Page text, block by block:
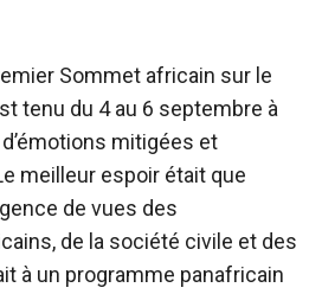
Sommet africain sur le
tenu du 4 au 6 septembre à
mitigées et
meilleur espoir était que
de vues des
de la société civile et des
à un programme panafricain